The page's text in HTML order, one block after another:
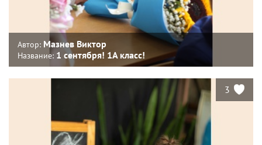
Автор: Мазнев Виктор
Название: 1 сентября! 1А класс!
3